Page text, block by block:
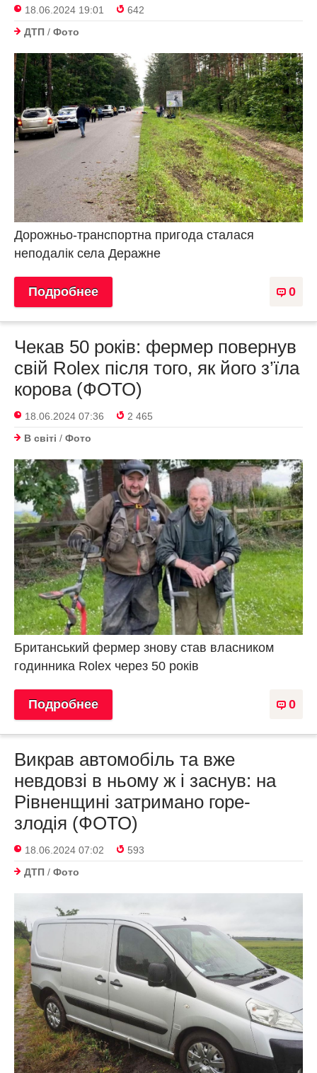
18.06.2024 19:01
642
ДТП / Фото
Дорожньо-транспортна пригода сталася
неподалік села Деражне
0
Подробнее
Чекав 50 років: фермер повернув
свій Rolex після того, як його з’їла
корова (ФОТО)
18.06.2024 07:36
2 465
В світі / Фото
Британський фермер знову став власником
годинника Rolex через 50 років
0
Подробнее
Викрав автомобіль та вже
невдовзі в ньому ж і заснув: на
Рівненщині затримано горе-
злодія (ФОТО)
18.06.2024 07:02
593
ДТП / Фото